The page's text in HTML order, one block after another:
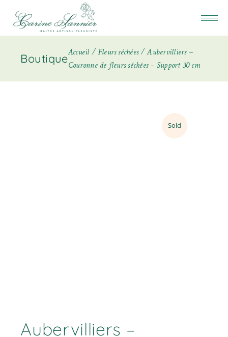
BoutiqueAccueil Fleurs séchées
Aubervilliers –
Couronne de fleurs séchées – Support 30 cm
Sold
Aubervilliers –